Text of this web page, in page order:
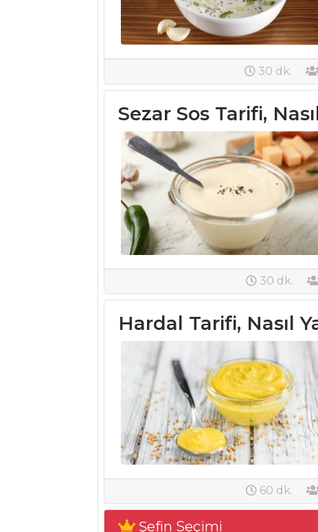
Patatesli Salata
Cevizli Tarator
Tarifi, Nasıl Yapılır?
Kuru Vişneli Ve
Zerdeçallı Brüksel
Nasıl Yapılır?
Beyaz Peynirli
Sebze Yemekleri
HAMUR İŞLERI
30 dk.
Sezar Sos Tarifi,
30 dk.
Hardal Tarifi, Nasıl
60 dk.
Şefin Seçimi